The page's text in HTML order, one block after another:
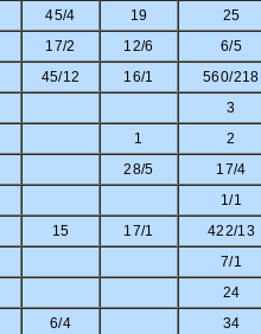
45/4 19
25
17/2 12/6
6/5
45/12 16/1
560/218
3
1
2
28/5
17/4
1/1
15 17/1
422/13
7/1
24
6/4
34